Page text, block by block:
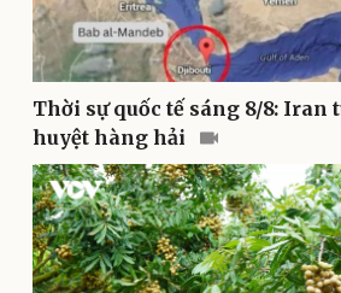
Sức khỏe
Dinh dưỡng - món ngon
Cây thuốc
Sản phụ khoa
Nhi khoa
Đời
Nhà
Blog
Tình
Thời sự quốc tế sáng 8/8: Iran
huyệt hàng hải